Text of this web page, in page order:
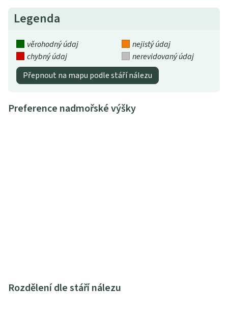
Legenda
věrohodný údaj
nejistý údaj
chybný údaj
nerevidovaný údaj
Přepnout na mapu podle stáří nálezu
Preference nadmořské výšky
Rozdělení dle stáří nálezu